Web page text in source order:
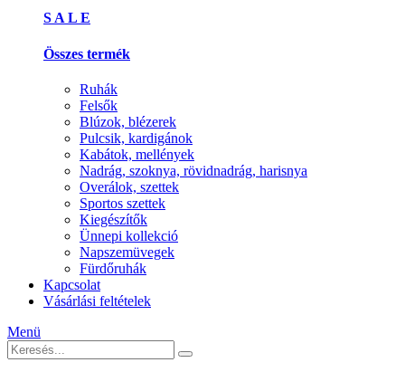
S A L E
Összes termék
Ruhák
Felsők
Blúzok, blézerek
Pulcsik, kardigánok
Kabátok, mellények
Nadrág, szoknya, rövidnadrág, harisnya
Overálok, szettek
Sportos szettek
Kiegészítők
Ünnepi kollekció
Napszemüvegek
Fürdőruhák
Kapcsolat
Vásárlási feltételek
Menü